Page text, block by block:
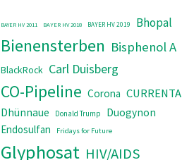
BAYER HV 2011 BAYER HV 2018 BAYER HV 2019 Bhopal
Bienensterben Bisphenol A
BlackRock Carl Duisberg
CO-Pipeline Corona CURRENTA
Dhünnaue Donald Trump
Duogynon
Endosulfan
Fridays for Future
Glyphosat HIV/AIDS